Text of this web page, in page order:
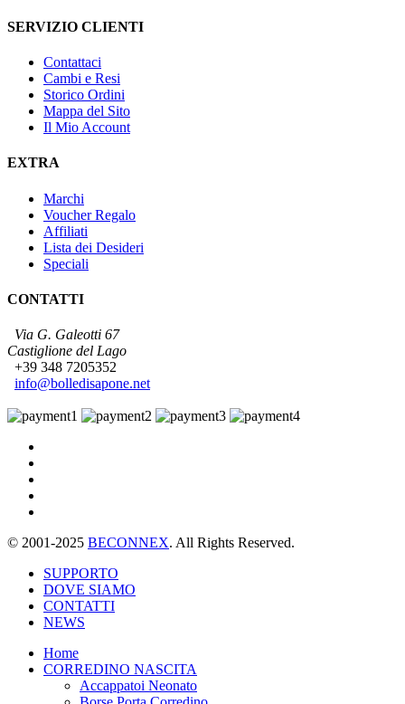
SERVIZIO CLIENTI
Contattaci
Cambi e Resi
Storico Ordini
Mappa del Sito
Il Mio Account
EXTRA
Marchi
Voucher Regalo
Affiliati
Lista dei Desideri
Speciali
CONTATTI
Via G. Galeotti 67
Castiglione del Lago
+39 348 7205352
info@bolledisapone.net
© 2001-2025 BECONNEX. All Rights Reserved.
SUPPORTO
DOVE SIAMO
CONTATTI
NEWS
Home
CORREDINO NASCITA
Accappatoi Neonato